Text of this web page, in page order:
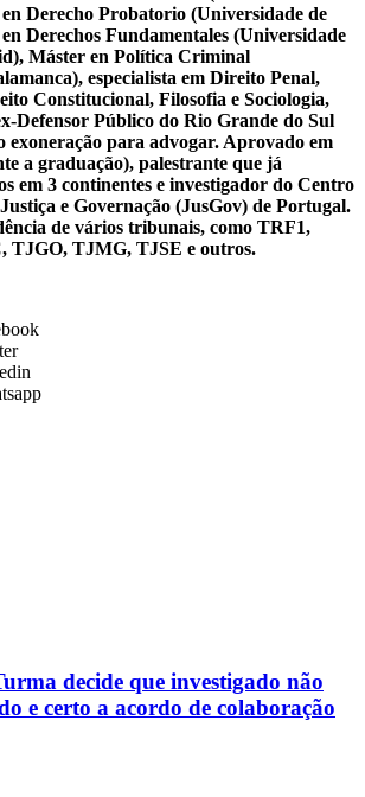
Derecho Probatorio (Universidade de
Derechos Fundamentales (Universidade
Máster en Política Criminal
especialista em Direito Penal,
Constitucional, Filosofia e Sociologia,
Defensor Público do Rio Grande do Sul
exoneração para advogar. Aprovado em
a graduação), palestrante que já
em 3 continentes e investigador do Centro
e Governação (JusGov) de Portugal.
de vários tribunais, como TRF1,
TJGO, TJMG, TJSE e outros.
decide que investigado não
e certo a acordo de colaboração